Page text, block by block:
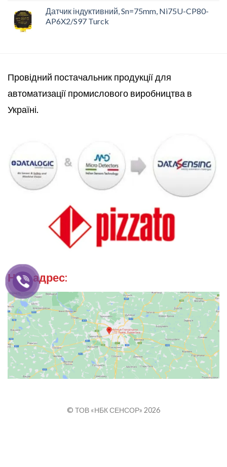
Датчик індуктивний, Sn=75mm, Ni75U-CP80-
AP6X2/S97 Turck
Провідний постачальник продукції для
автоматизації промислового виробництва в
Україні.
Наш адрес:
© ТОВ «НБК СЕНСОР» 2026